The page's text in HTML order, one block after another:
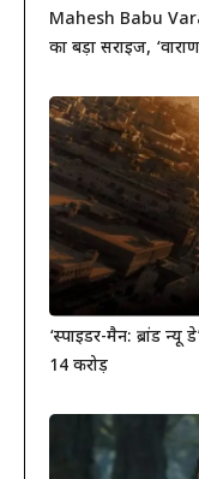
Mahesh Babu
का बड़ा सरप्राइज,
‘स्पाइडर-मैन: ब्रांड
14 करोड़